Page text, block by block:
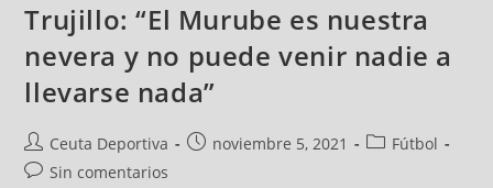
Trujillo: “El Murube es nuestra
nevera y no puede venir nadie a
llevarse nada”
Ceuta Deportiva noviembre 5, 2021
Fútbol
Sin comentarios